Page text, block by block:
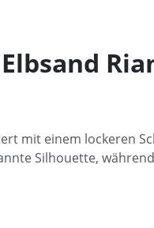
mit einem lockeren
Silhouette,